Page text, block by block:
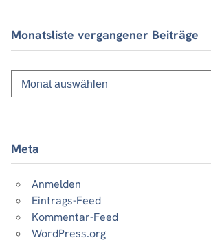
Monatsliste vergangener Beiträge
Monatsliste
vergangener
Beiträge
Meta
Anmelden
Eintrags-Feed
Kommentar-Feed
WordPress.org